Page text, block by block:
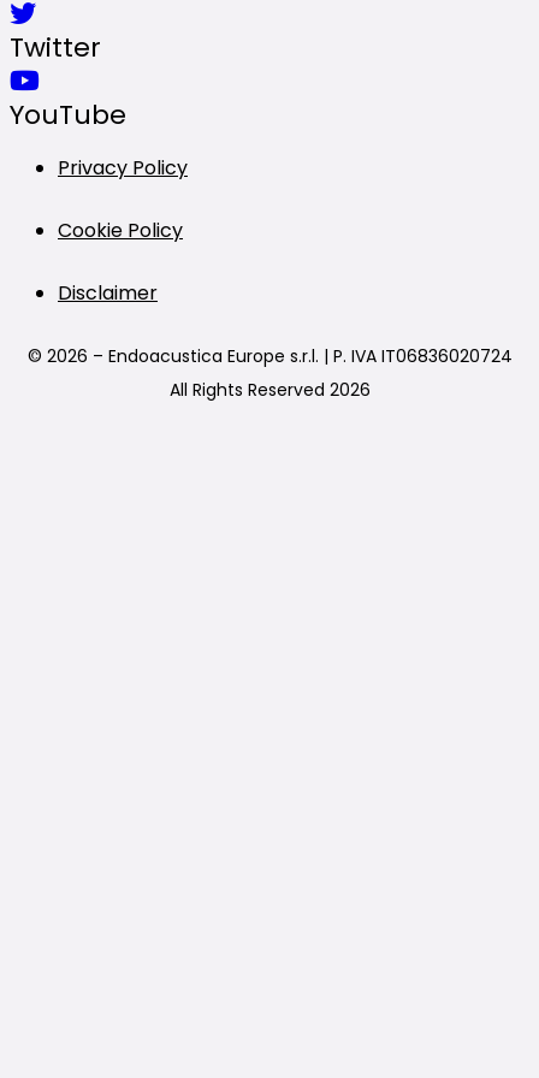
Twitter
YouTube
Privacy Policy
Cookie Policy
Disclaimer
© 2026 – Endoacustica Europe s.r.l. | P. IVA IT06836020724
All Rights Reserved 2026